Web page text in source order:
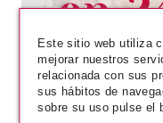
Este sitio web utiliza
mejorar nuestros
relacionada con sus
sus hábitos de
sobre su uso pulse el